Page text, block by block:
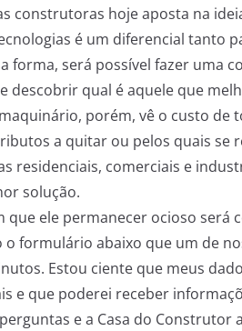
construtoras hoje aposta na
é um diferencial tanto
forma, será possível fazer uma
descobrir qual é aquele que
porém, vê o custo
a quitar ou pelos quais se
residenciais, comerciais e
solução.
que ele permanecer ocioso será
o formulário abaixo que um de
Estou ciente que meus
e que poderei receber
e a Casa do